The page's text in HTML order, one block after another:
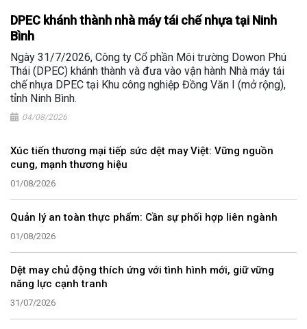
DPEC khánh thành nhà máy tái chế nhựa tại Ninh
Bình
Ngày 31/7/2026, Công ty Cổ phần Môi trường Dowon Phú
Thái (DPEC) khánh thành và đưa vào vận hành Nhà máy tái
chế nhựa DPEC tại Khu công nghiệp Đồng Văn I (mở rộng),
tỉnh Ninh Bình.
04/08/2026
Xúc tiến thương mại tiếp sức dệt may Việt: Vững nguồn
cung, mạnh thương hiệu
01/08/2026
Quản lý an toàn thực phẩm: Cần sự phối hợp liên ngành
01/08/2026
Dệt may chủ động thích ứng với tình hình mới, giữ vững
năng lực cạnh tranh
31/07/2026